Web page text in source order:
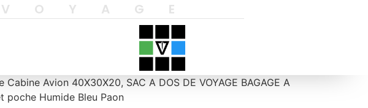
Avion 40X30X20, SAC A DOS DE VOYAGE BAGAGE A
poche Humide Bleu Paon